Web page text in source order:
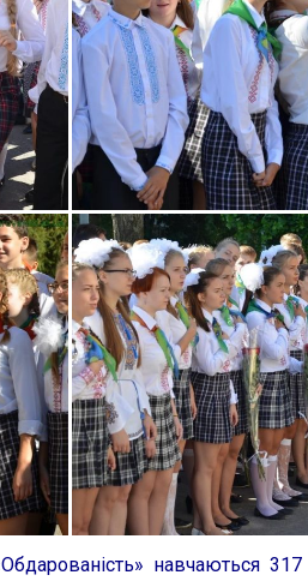
навчаються 317